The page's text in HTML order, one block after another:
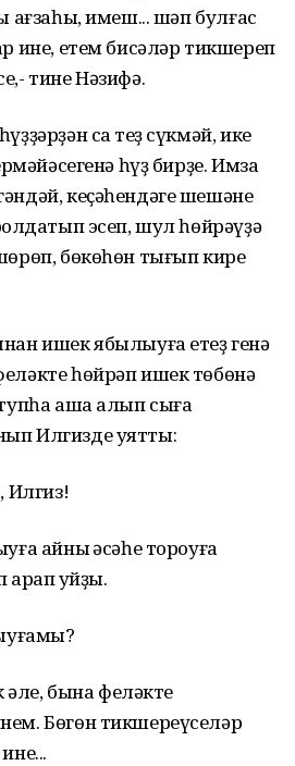
ағзаһы, имеш... шәп булғас
ине, етем бисәләр тикшереп
тине Нәзифә.
саҡ теҙ сүкмәй, ике
һүҙ бирҙе. Имза
кеҫәһендәге шешәне
эсеп, шул һөйрәүҙә
бөкөһөн тығып кире
ишек ябылыуға етеҙ генә
һөйрәп ишек төбөнә
аша алып сыға
Илгизде уятты:
Илгиз!
айныҡ әсәһе тороуға
ҡуйҙы.
әле, бына феләкте
Бөгөн тикшереүселәр